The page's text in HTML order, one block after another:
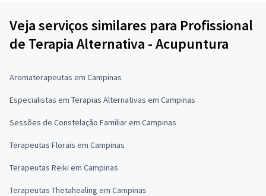
Veja serviços similares para Profissional
de Terapia Alternativa - Acupuntura
Aromaterapeutas em Campinas
Especialistas em Terapias Alternativas em Campinas
Sessões de Constelação Familiar em Campinas
Terapeutas Florais em Campinas
Terapeutas Reiki em Campinas
Terapeutas Thetahealing em Campinas